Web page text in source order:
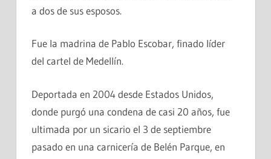
a dos de sus esposos.
Fue la madrina de Pablo Escobar, finado líder
del cartel de Medellín.
Deportada en 2004 desde Estados Unidos,
donde purgó una condena de casi 20 años, fue
ultimada por un sicario el 3 de septiembre
pasado en una carnicería de Belén Parque, en